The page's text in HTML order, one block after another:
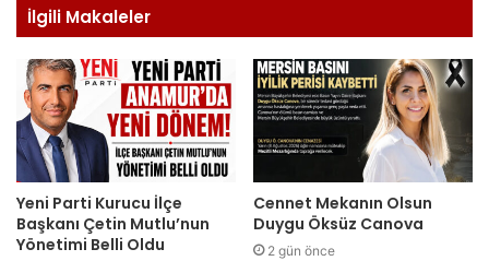
İlgili Makaleler
Yeni Parti Kurucu İlçe
Başkanı Çetin Mutlu’nun
Yönetimi Belli Oldu
Cennet Mekanın Olsun
Duygu Öksüz Canova
2 gün önce